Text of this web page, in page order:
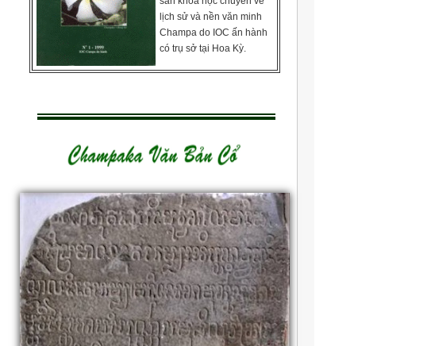
lịch sử và nền văn minh
Champa do IOC ấn hành
có trụ sở tại Hoa Kỳ.